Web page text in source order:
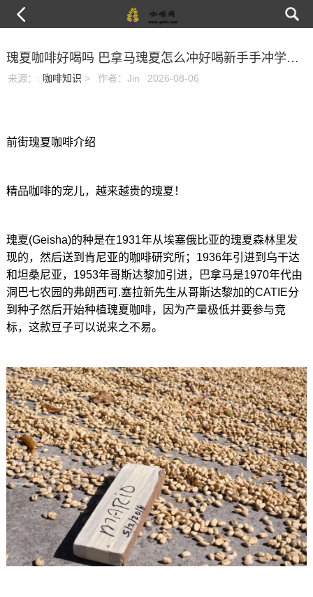
瑰夏咖啡好喝吗 巴拿马瑰夏怎么冲好喝新手手冲学习指南
来源： : 咖啡知识 > 作者：Jin 2026-08-06
前街瑰夏咖啡介绍
精品咖啡的宠儿，越来越贵的瑰夏！
瑰夏(Geisha)的种是在1931年从埃塞俄比亚的瑰夏森林里发
现的，然后送到肯尼亚的咖啡研究所；1936年引进到乌干达
和坦桑尼亚，1953年哥斯达黎加引进，巴拿马是1970年代由
洞巴七农园的弗朗西可.塞拉新先生从哥斯达黎加的CATIE分
到种子然后开始种植瑰夏咖啡，因为产量极低并要参与竞
标，这款豆子可以说来之不易。